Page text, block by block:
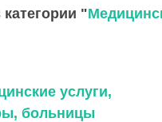
"
услуги,
больницы